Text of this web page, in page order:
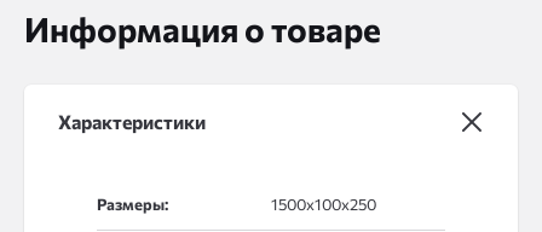
Информация о товаре
Характеристики
Размеры: